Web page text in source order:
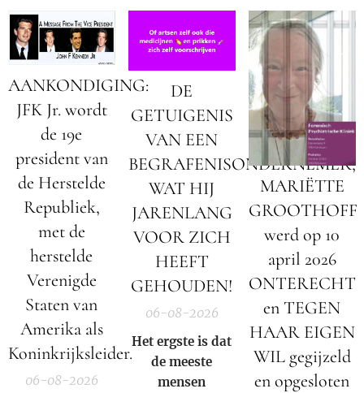
AANKONDIGING:
JFK Jr. wordt
de 19e
president van
de Herstelde
Republiek,
met de
herstelde
Verenigde
Staten van
Amerika als
Koninkrijksleider.
06-08-2026
DE
GETUIGENIS
VAN EEN
BEGRAFENISONDERNEMER;
WAT HIJ
JARENLANG
VOOR ZICH
HEEFT
GEHOUDEN!
06-08-2026
Het ergste is dat
de meeste
mensen
MARIËTTE
GROOTHOFF
werd op 10
april 2026
ONTERECHT
en TEGEN
HAAR EIGEN
WIL gegijzeld
en opgesloten